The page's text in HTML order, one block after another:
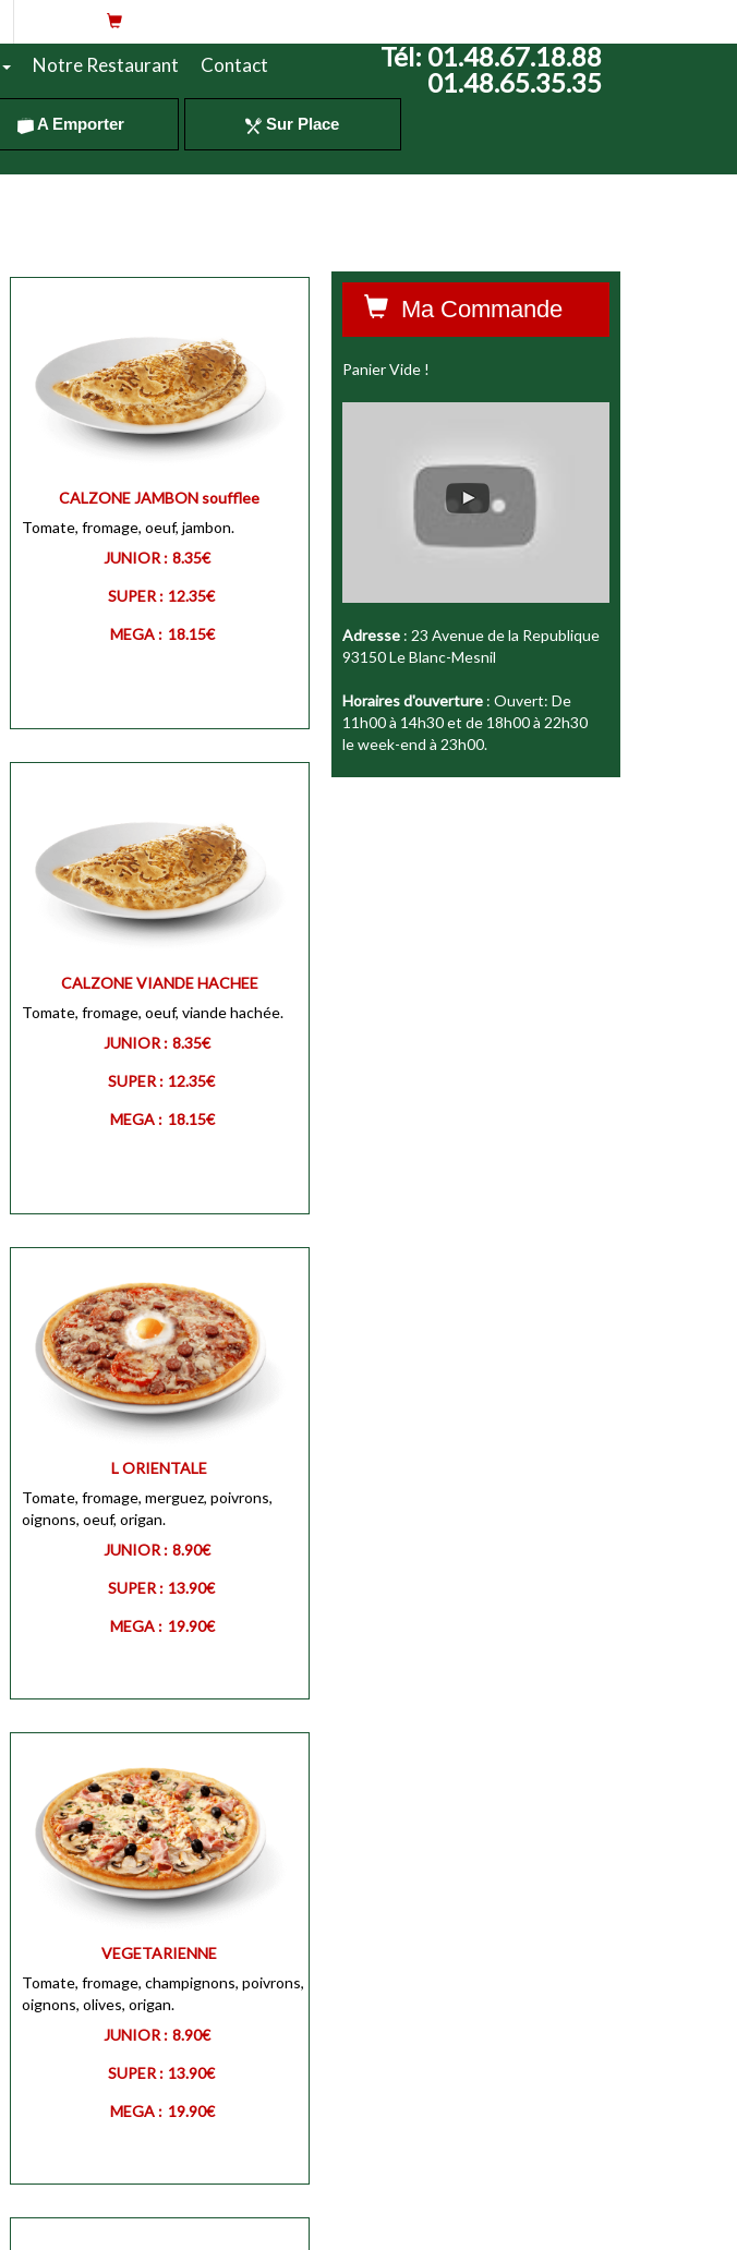
Tél: 01.48.67.18.88
01.48.65.35.35
Notre Restaurant Contact
A Emporter Sur Place
JUNIOR Personnaliser
MEGA Personnaliser
CALZONE JAMBON soufflee
Tomate, fromage, oeuf, jambon.
JUNIOR : 8.35€
SUPER : 12.35€
MEGA : 18.15€
JUNIOR Personnaliser
MEGA Personnaliser
CALZONE VIANDE HACHEE
Tomate, fromage, oeuf, viande hachée.
JUNIOR : 8.35€
SUPER : 12.35€
MEGA : 18.15€
JUNIOR Personnaliser
MEGA Personnaliser
L ORIENTALE
Tomate, fromage, merguez, poivrons,
oignons, oeuf, origan.
JUNIOR : 8.90€
SUPER : 13.90€
MEGA : 19.90€
JUNIOR Personnaliser
MEGA Personnaliser
VEGETARIENNE
Tomate, fromage, champignons, poivrons,
oignons, olives, origan.
JUNIOR : 8.90€
SUPER : 13.90€
MEGA : 19.90€
Ma Commande
Panier Vide !
Adresse : 23 Avenue de la Republique
93150 Le Blanc-Mesnil
Horaires d'ouverture : Ouvert: De
11h00 à 14h30 et de 18h00 à 22h30
le week-end à 23h00.